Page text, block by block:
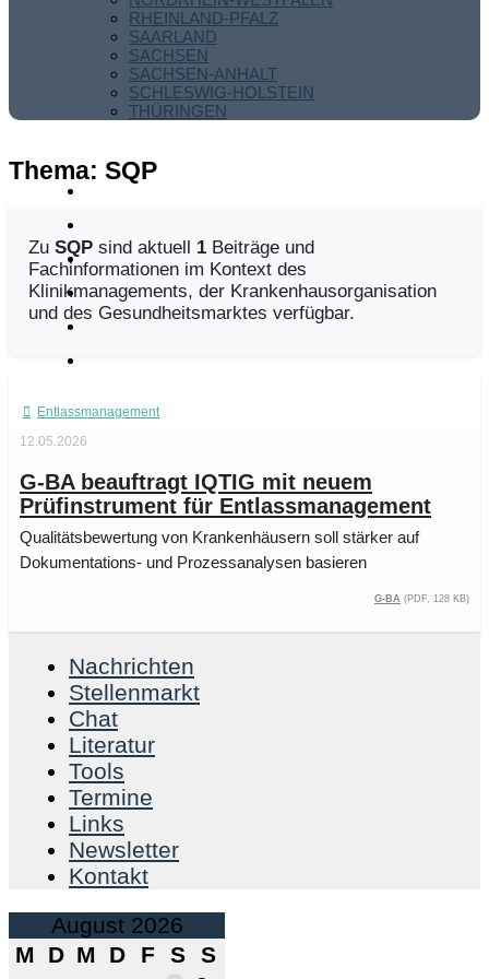
RHEINLAND-PFALZ
SAARLAND
SACHSEN
SACHSEN-ANHALT
SCHLESWIG-HOLSTEIN
THÜRINGEN
Thema: SQP
Zu SQP sind aktuell 1 Beiträge und
Fachinformationen im Kontext des
Klinikmanagements, der Krankenhausorganisation
und des Gesundheitsmarktes verfügbar.
Entlassmanagement
12.05.2026
G-BA beauftragt IQTIG mit neuem
Prüfinstrument für Entlassmanagement
Qualitätsbewertung von Krankenhäusern soll stärker auf
Dokumentations- und Prozessanalysen basieren
G-BA (PDF, 128 kB)
Nachrichten
Stellenmarkt
Chat
Literatur
Tools
Termine
Links
Newsletter
Kontakt
August 2026
M
D M D F S S